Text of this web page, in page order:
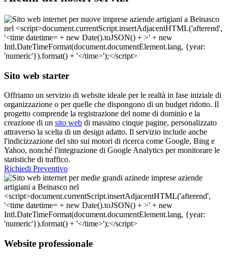
Sito web starter
Offriamo un servizio di website ideale per le realtà in fase iniziale di
organizzazione o per quelle che dispongono di un budget ridotto. Il
progetto comprende la registrazione del nome di dominio e la
creazione di un sito web di massimo cinque pagine, personalizzato
attraverso la scelta di un design adatto. Il servizio include anche
l'indicizzazione del sito sui motori di ricerca come Google, Bing e
Yahoo, nonché l'integrazione di Google Analytics per monitorare le
statistiche di traffico.
Richiedi Preventivo
Website professionale